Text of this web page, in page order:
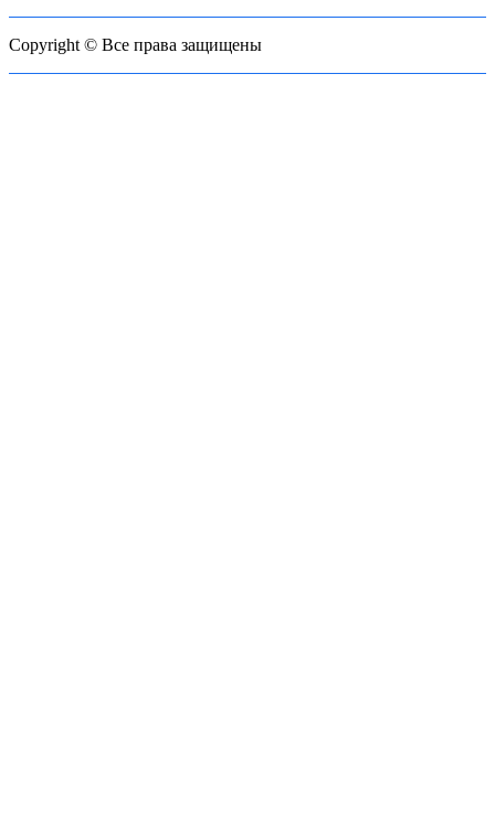
Copyright © Все права защищены